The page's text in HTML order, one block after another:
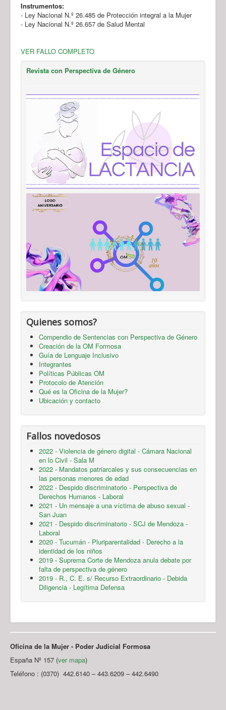
Instrumentos:
- Ley Nacional N.º 26.485 de Protección integral a la Mujer
- Ley Nacional N.º 26.657 de Salud Mental
VER FALLO COMPLETO
Revista con Perspectiva de Género
Quienes somos?
Compendio de Sentencias con Perspectiva de Género
Creación de la OM Formosa
Guía de Lenguaje Inclusivo
Integrantes
Políticas Públicas OM
Protocolo de Atención
Qué es la Oficina de la Mujer?
Ubicación y contacto
Fallos novedosos
2022 - Violencia de género digital - Cámara Nacional
en lo Civil - Sala M
2022 - Mandatos patriarcales y sus consecuencias en
las personas menores de edad
2022 - Despido discriminatorio - Perspectiva de
Derechos Humanos - Laboral
2021 - Un mensaje a una víctima de abuso sexual -
San Juan
2021 - Despido discriminatorio - SCJ de Mendoza -
Laboral
2020 - Tucumán - Pluriparentalidad - Derecho a la
identidad de los niños
2019 - Suprema Corte de Mendoza anula debate por
falta de perspectiva de género
2019 - R., C. E. s/ Recurso Extraordinario - Debida
Diligencia - Legítima Defensa
Oficina de la Mujer - Poder Judicial Formosa
España Nº 157 (ver mapa)
Teléfono : (0370) 442.6140 – 443.6209 – 442.6490